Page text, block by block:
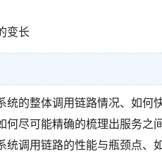
变长
的整体调用链路情况、如何
尽可能精确的梳理出服务之
调用链路的性能与瓶颈点、